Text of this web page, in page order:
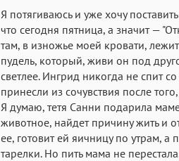
Я потягиваюсь и уже хочу
что сегодня пятница, а значит —
там, в изножье моей кровати,
пудель, который, живи он под
светлее. Ингрид никогда не спит
принесли из сочувствия после
Я думаю, тетя Санни подарила
животное, найдет причину жить и
ее, готовит ей яичницу по утрам,
тарелки. Но пить мама не